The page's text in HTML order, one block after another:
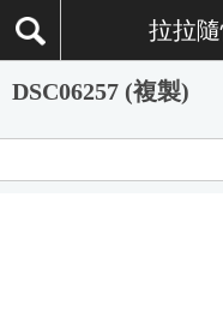
拉拉
DSC06257 (複製)